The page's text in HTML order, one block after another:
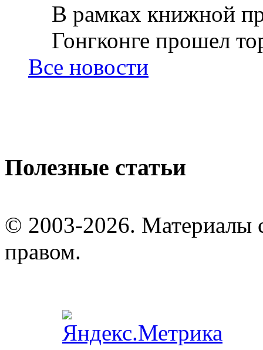
В рамках книжной
Гонгконге прошел
Все новости
Полезные статьи
© 2003-2026. Материалы
правом.